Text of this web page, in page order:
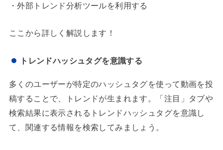
・外部トレンド分析ツールを利用する
ここから詳しく解説します！
トレンドハッシュタグを意識する
多くのユーザーが特定のハッシュタグを使って動画を投
稿することで、トレンドが生まれます。「注目」タブや
検索結果に表示されるトレンドハッシュタグを意識し
て、関連する情報を検索してみましょう。